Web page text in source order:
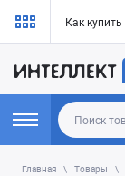
Как купить
Главная Товары